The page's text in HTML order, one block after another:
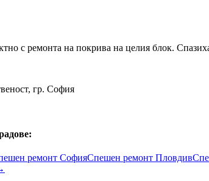
с ремонта на покрива на целия блок.
гр. София
ремонт СофияСпешен ремонт Пловдив